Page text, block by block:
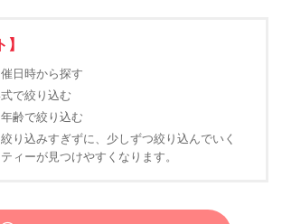
日時から探す
で絞り込む
齢で絞り込む
り込みすぎずに、少しずつ絞り込んでいく
ィーが見つけやすくなります。